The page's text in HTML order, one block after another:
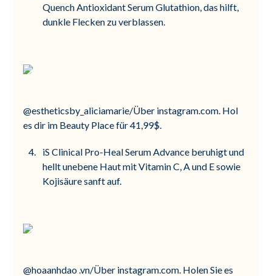
Quench Antioxidant Serum Glutathion, das hilft,
dunkle Flecken zu verblassen.
@estheticsby_aliciamarie/Über instagram.com. Hol
es dir im Beauty Place für 41,99$.
iS Clinical Pro-Heal Serum Advance beruhigt und
hellt unebene Haut mit Vitamin C, A und E sowie
Kojisäure sanft auf.
@hoaanhdao .vn/Über instagram.com. Holen Sie es